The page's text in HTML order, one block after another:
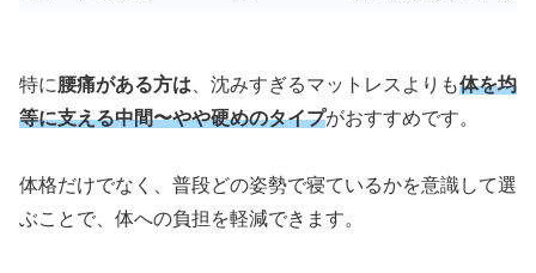
特に腰痛がある方は 、沈みすぎるマットレスよりも体を均
等に支える中間〜やや硬めのタイプがおすすめです。
体格だけでなく、普段どの姿勢で寝ているかを意識して選
ぶことで、体への負担を軽減できます。